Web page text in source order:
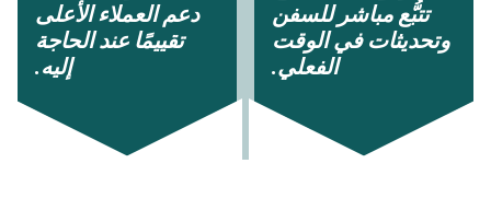
تتبُّع مباشر للسفن
وتحديثات في الوقت
الفعلي.
دعم العملاء الأعلى
تقييمًا عند الحاجة
إليه.